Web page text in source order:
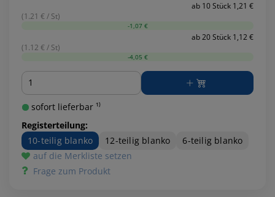
ab 10 Stück 1,21 €
(1.21 € / St)
-1,07 €
ab 20 Stück 1,12 €
(1.12 € / St)
-4,05 €
Menge
sofort lieferbar ¹⁾
Registerteilung:
10-teilig blanko
12-teilig blanko
6-teilig blanko
auf die Merkliste setzen
Frage zum Produkt